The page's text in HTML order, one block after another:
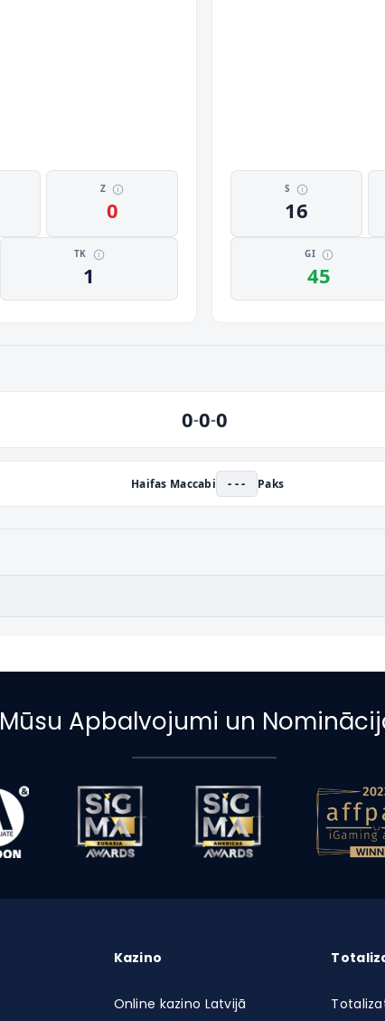
Z
0
TK
1
S
16
GI
45
0-0-0
Haifas Maccabi - - - Paks
Mūsu Apbalvojumi un
Kazino
Online kazino Latvijā